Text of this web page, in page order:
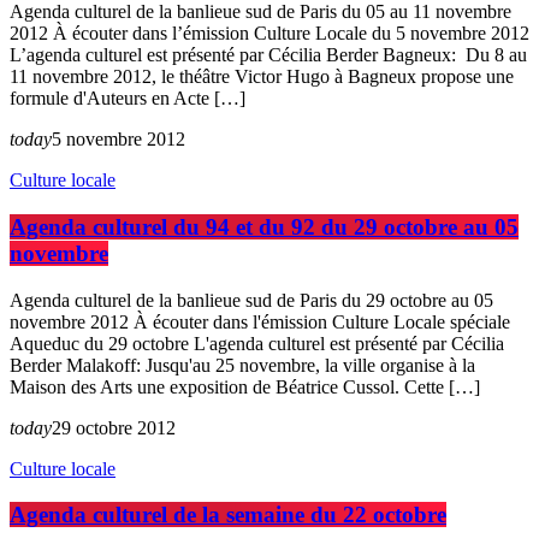
Agenda culturel de la banlieue sud de Paris du 05 au 11 novembre
2012 À écouter dans l’émission Culture Locale du 5 novembre 2012
L’agenda culturel est présenté par Cécilia Berder Bagneux: Du 8 au
11 novembre 2012, le théâtre Victor Hugo à Bagneux propose une
formule d'Auteurs en Acte […]
today5 novembre 2012
Culture locale
Agenda culturel du 94 et du 92 du 29 octobre au 05
novembre
Agenda culturel de la banlieue sud de Paris du 29 octobre au 05
novembre 2012 À écouter dans l'émission Culture Locale spéciale
Aqueduc du 29 octobre L'agenda culturel est présenté par Cécilia
Berder Malakoff: Jusqu'au 25 novembre, la ville organise à la
Maison des Arts une exposition de Béatrice Cussol. Cette […]
today29 octobre 2012
Culture locale
Agenda culturel de la semaine du 22 octobre